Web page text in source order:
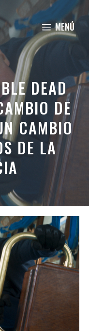
MENÚ
DEAD
DE
CAMBIO
DE LA